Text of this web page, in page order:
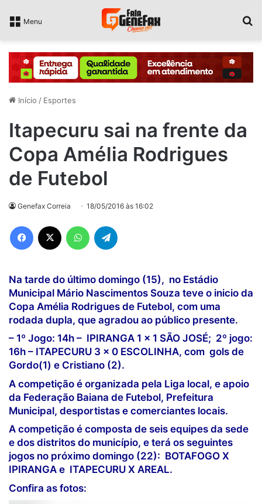
Menu
Início / Esportes
Itapecuru sai na frente da
Copa Amélia Rodrigues
de Futebol
Genefax Correia 18/05/2016 às 16:02
Facebook WhatsApp
Na tarde do último domingo (15), no Estádio
Municipal Mário Nascimentos Souza teve o inicio da
Copa Amélia Rodrigues de Futebol, com uma
rodada dupla, que agradou ao público presente.
– 1º Jogo: 14h – IPIRANGA 1 x 1 SÃO JOSÉ; 2º jogo:
16h – ITAPECURU 3 x 0 ESCOLINHA, com gols de
Gordo(1) e Cristiano (2).
A competição é organizada pela Liga local, e apoio
da Federação Baiana de Futebol, Prefeitura
Municipal, desportistas e comerciantes locais.
A competição é composta de seis equipes da sede
e dos distritos do município, e terá os seguintes
jogos no próximo domingo (22): BOTAFOGO X
IPIRANGA e ITAPECURU X AREAL.
Confira as fotos: